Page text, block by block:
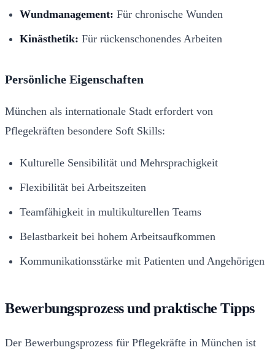
Wundmanagement: Für chronische Wunden
Kinästhetik: Für rückenschonendes Arbeiten
Persönliche Eigenschaften
München als internationale Stadt erfordert von
Pflegekräften besondere Soft Skills:
Kulturelle Sensibilität und Mehrsprachigkeit
Flexibilität bei Arbeitszeiten
Teamfähigkeit in multikulturellen Teams
Belastbarkeit bei hohem Arbeitsaufkommen
Kommunikationsstärke mit Patienten und Angehörigen
Bewerbungsprozess und praktische Tipps
Der Bewerbungsprozess für Pflegekräfte in München ist